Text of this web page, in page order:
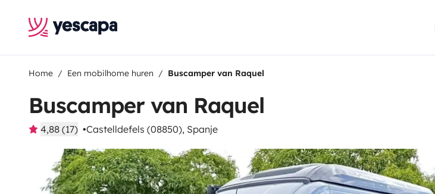
Home Een mobilhome huren Buscamper van Raquel
Buscamper van Raquel
4,88 (17) Castelldefels (08850), Spanje